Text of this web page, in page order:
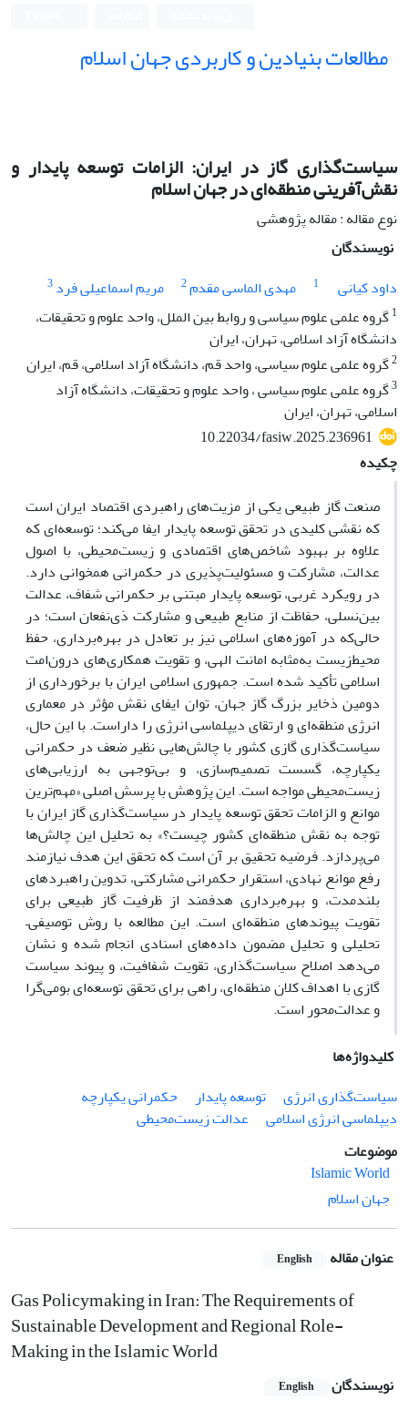
مطالعات بنیادین و کاربردی جهان اسلام
سیاست‌گذاری گاز در ایران: الزامات توسعه پایدار و
نقش‌آفرینی منطقه‌ای در جهان اسلام
نوع مقاله : مقاله پژوهشی
نویسندگان
داود کیانی
1 مهدی الماسی مقدم2 مریم اسماعیلی فرد3
1گروه علمی علوم سیاسی و روابط بین الملل، واحد علوم و تحقیقات،
دانشگاه آزاد اسلامی، تهران، ایران
2گروه علمی علوم سیاسی، واحد قم، دانشگاه آزاد اسلامی، قم، ایران
3گروه علمی علوم سیاسی ، واحد علوم و تحقیقات، دانشگاه آزاد
اسلامی، تهران، ایران
10.22034/fasiw.2025.236961
چکیده
صنعت گاز طبیعی یکی از مزیت‌های راهبردی اقتصاد ایران است
که نقشی کلیدی در تحقق توسعه پایدار ایفا می‌کند؛ توسعه‌ای که
علاوه بر بهبود شاخص‌های اقتصادی و زیست‌محیطی، با اصول
عدالت، مشارکت و مسئولیت‌پذیری در حکمرانی همخوانی دارد.
در رویکرد غربی، توسعه پایدار مبتنی بر حکمرانی شفاف، عدالت
بین‌نسلی، حفاظت از منابع طبیعی و مشارکت ذی‌نفعان است؛ در
حالی‌که در آموزه‌های اسلامی نیز بر تعادل در بهره‌برداری، حفظ
محیط‌زیست به‌مثابه امانت الهی، و تقویت همکاری‌های درون‌امت
اسلامی تأکید شده است. جمهوری اسلامی ایران با برخورداری از
دومین ذخایر بزرگ گاز جهان، توان ایفای نقش مؤثر در معماری
انرژی منطقه‌ای و ارتقای دیپلماسی انرژی را داراست. با این حال،
سیاست‌گذاری گازی کشور با چالش‌هایی نظیر ضعف در حکمرانی
یکپارچه، گسست تصمیم‌سازی، و بی‌توجهی به ارزیابی‌های
زیست‌محیطی مواجه است. این پژوهش با پرسش اصلی «مهم‌ترین
موانع و الزامات تحقق توسعه پایدار در سیاست‌گذاری گاز ایران با
توجه به نقش منطقه‌ای کشور چیست؟» به تحلیل این چالش‌ها
می‌پردازد. فرضیه تحقیق بر آن است که تحقق این هدف نیازمند
رفع موانع نهادی، استقرار حکمرانی مشارکتی، تدوین راهبردهای
بلندمدت، و بهره‌برداری هدفمند از ظرفیت گاز طبیعی برای
تقویت پیوندهای منطقه‌ای است. این مطالعه با روش توصیفی–
تحلیلی و تحلیل مضمون داده‌های اسنادی انجام شده و نشان
می‌دهد اصلاح سیاست‌گذاری، تقویت شفافیت، و پیوند سیاست
گازی با اهداف کلان منطقه‌ای، راهی برای تحقق توسعه‌ای بومی‌گرا
و عدالت‌محور است.
کلیدواژه‌ها
سیاست‌گذاری انرژی
توسعه پایدار
حکمرانی یکپارچه
دیپلماسی انرژی اسلامی
عدالت زیست‌محیطی
موضوعات
Islamic World
جهان اسلام
عنوان مقاله English
Gas Policymaking in Iran: The Requirements of
Sustainable Development and Regional Role-
Making in the Islamic World
نویسندگان English